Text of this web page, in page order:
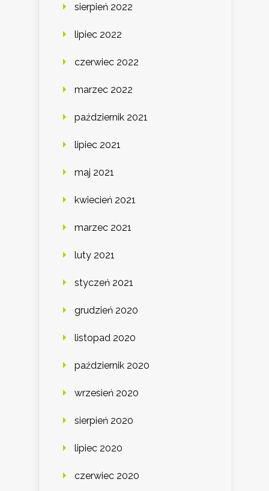
sierpień 2022
lipiec 2022
czerwiec 2022
marzec 2022
październik 2021
lipiec 2021
maj 2021
kwiecień 2021
marzec 2021
luty 2021
styczeń 2021
grudzień 2020
listopad 2020
październik 2020
wrzesień 2020
sierpień 2020
lipiec 2020
czerwiec 2020